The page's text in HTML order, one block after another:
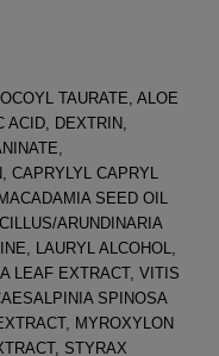
TAURATE, ALOE
ACID, DEXTRIN,
CAPRYLYL CAPRYL
SEED OIL
ARUNDINARIA
LAURYL ALCOHOL,
LEAF EXTRACT, VITIS
SPINOSA
MYROXYLON
STYRAX